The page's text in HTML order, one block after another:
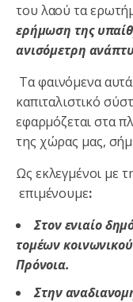
του λαού τα
ερήμωση της
ανισόμετρη
Τα φαινόμενα
καπιταλιστικό
εφαρμόζεται στα
της χώρας μας,
Ως εκλεγμένοι με
επιμένουμε:
Στον ενιαίο
τομέων
Πρόνοια.
Στην